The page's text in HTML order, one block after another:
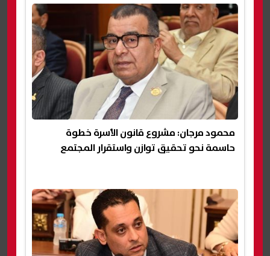
محمود مرجان: مشروع قانون الأسرة خطوة
حاسمة نحو تحقيق توازن واستقرار المجتمع